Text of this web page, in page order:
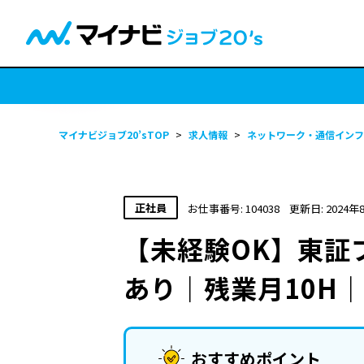
マイナビジョブ20’sTOP > 求人情報 > ネットワーク・通信イン
正社員 お仕事番号: 104038 更新日: 2024年
【未経験OK】東
あり｜残業月10H
おすすめポイント